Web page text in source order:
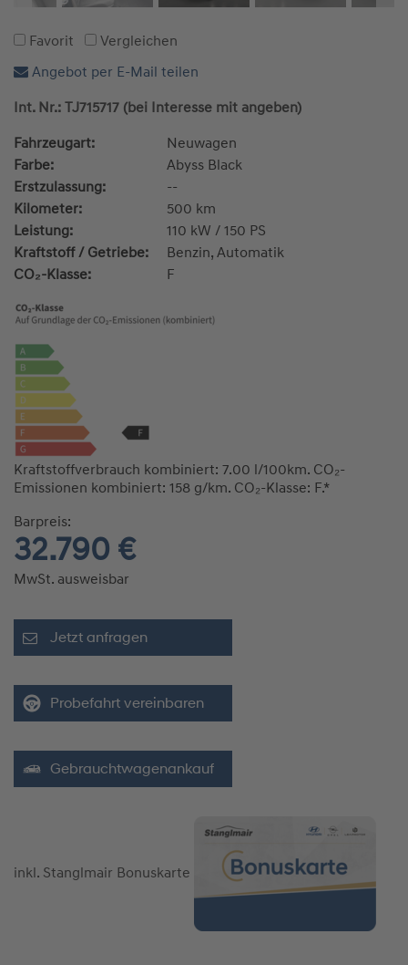
Favorit
Vergleichen
Angebot per E-Mail teilen
Int. Nr.: TJ715717 (bei Interesse mit angeben)
Fahrzeugart:
Neuwagen
Farbe:
Abyss Black
Erstzulassung:
--
Kilometer:
500 km
Leistung:
110 kW / 150 PS
Kraftstoff / Getriebe:
Benzin, Automatik
CO₂-Klasse:
F
Kraftstoffverbrauch kombiniert: 7.00 l/100km. CO₂-
Emissionen kombiniert: 158 g/km. CO₂-Klasse: F.*
Barpreis:
32.790 €
MwSt. ausweisbar
Jetzt anfragen
Probefahrt vereinbaren
Gebrauchtwagenankauf
inkl. Stanglmair Bonuskarte